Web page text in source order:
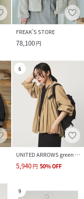
FREAK’S STORE
78,100円
6
UNITED ARROWS green label relaxing
5,940円 50%OFF
9